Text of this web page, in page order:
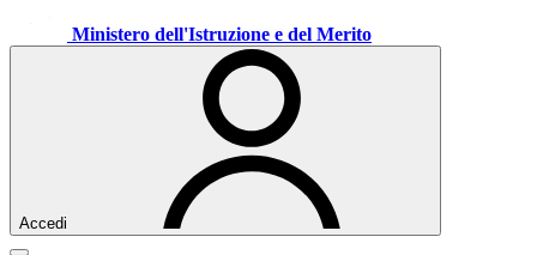
Ministero dell'Istruzione e del Merito
Accedi